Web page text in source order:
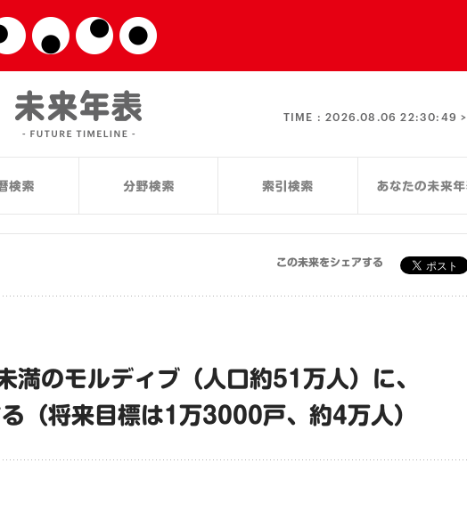
TIME :2026.08.06 22:30:50 >
この未来をシェアする
満のモルディブ（人口約51万人）に、
（将来目標は1万3000戸、約4万人）